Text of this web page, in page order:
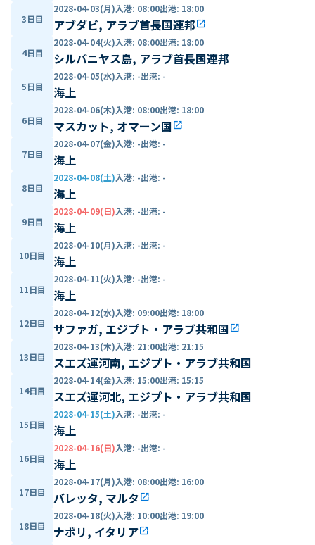
3日目
2028-04-03(月)入港: 08:00出港: 18:00
アブダビ, アラブ首長国連邦open_in_new
4日目
2028-04-04(火)入港: 08:00出港: 18:00
シルバニヤス島, アラブ首長国連邦
5日目
2028-04-05(水)入港: -出港: -
海上
6日目
2028-04-06(木)入港: 08:00出港: 18:00
マスカット, オマーン国open_in_new
7日目
2028-04-07(金)入港: -出港: -
海上
8日目
2028-04-08(土)入港: -出港: -
海上
9日目
2028-04-09(日)入港: -出港: -
海上
10日目
2028-04-10(月)入港: -出港: -
海上
11日目
2028-04-11(火)入港: -出港: -
海上
12日目
2028-04-12(水)入港: 09:00出港: 18:00
サファガ, エジプト・アラブ共和国open_in_new
13日目
2028-04-13(木)入港: 21:00出港: 21:15
スエズ運河南, エジプト・アラブ共和国
14日目
2028-04-14(金)入港: 15:00出港: 15:15
スエズ運河北, エジプト・アラブ共和国
15日目
2028-04-15(土)入港: -出港: -
海上
16日目
2028-04-16(日)入港: -出港: -
海上
17日目
2028-04-17(月)入港: 08:00出港: 16:00
バレッタ, マルタopen_in_new
18日目
2028-04-18(火)入港: 10:00出港: 19:00
ナポリ, イタリアopen_in_new